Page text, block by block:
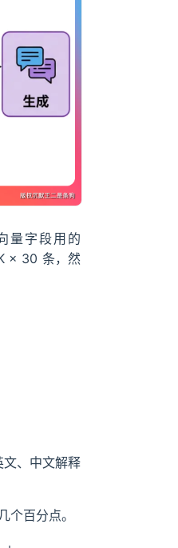
量字段用的
× 30 条，然
、中文解释
百分点。